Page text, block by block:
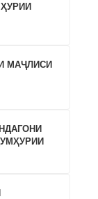
МАҶЛИСИ